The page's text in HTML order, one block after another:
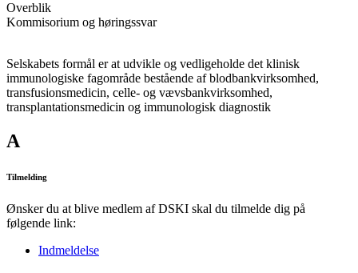
Overblik
Kommisorium og høringssvar
Selskabets formål er at udvikle og vedligeholde det klinisk
immunologiske fagområde bestående af blodbankvirksomhed,
transfusionsmedicin, celle- og vævsbankvirksomhed,
transplantationsmedicin og immunologisk diagnostik
A
Tilmelding
Ønsker du at blive medlem af DSKI skal du tilmelde dig på
følgende link:
Indmeldelse